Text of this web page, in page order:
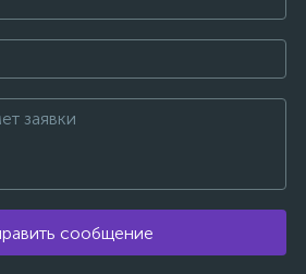
сообщение